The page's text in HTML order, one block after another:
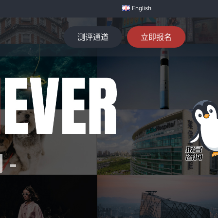
English
测评通道 立即报名